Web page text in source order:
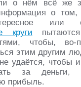
о нём всё же
о том,
или
круги
чтобы, во-
этим другим
удаётся, чтобы
за деньги,
прибыль.